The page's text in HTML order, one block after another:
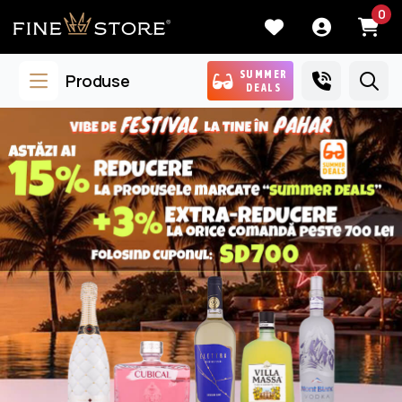
0
Produse
SUMMER
DEALS